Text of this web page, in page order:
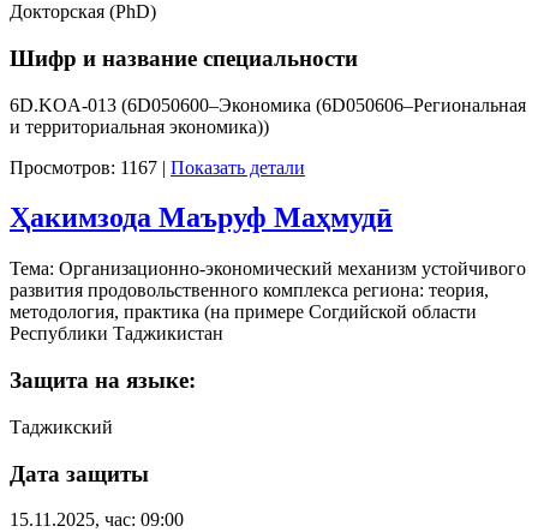
Докторская (PhD)
Шифр и название специальности
6D.KOA-013 (6D050600–Экономика (6D050606–Региональная
и территориальная экономика))
Просмотров: 1167 | Показать детали
Ҳакимзода Маъруф Маҳмудӣ
Тема: Организационно-экономический механизм устойчивого
развития продовольственного комплекса региона: теория,
методология, практика (на примере Согдийской области
Республики Таджикистан
Защита на языке:
Таджикский
Дата защиты
15.11.2025, час: 09:00